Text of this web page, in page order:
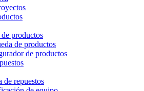
productos
de productos
de productos
de repuestos